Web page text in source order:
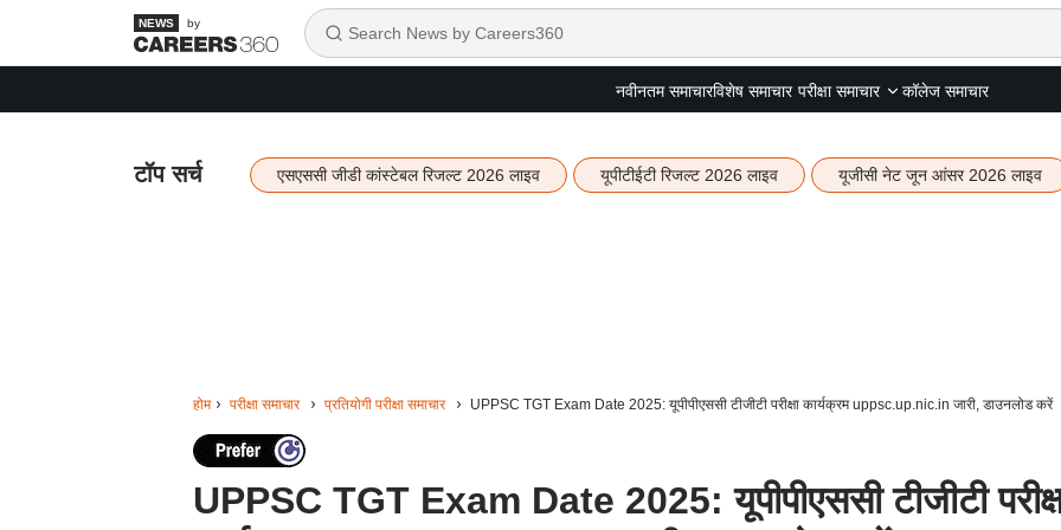
by
नवीनतम समाचारविशेष समाचार परीक्षा समाचार कॉलेज समाचार
टॉप सर्च एसएससी जीडी कांस्टेबल रिजल्ट 2026 लाइव यूपीटीईटी रिजल्ट 2026 लाइव यूजीसी नेट जून आंसर 2026 लाइव
होम परीक्षा समाचार प्रतियोगी परीक्षा समाचार UPPSC TGT Exam Date 2025: यूपीपीएससी टीजीटी परीक्षा कार्यक्रम uppsc.up.nic.in जारी, डाउनलोड करें
UPPSC TGT Exam Date 2025: यूपीपीएससी टीजीटी